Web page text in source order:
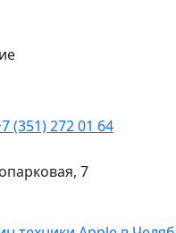
(351) 272 01 64
7